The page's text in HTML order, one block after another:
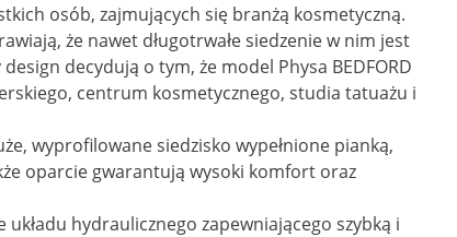
osób, zajmujących się branżą kosmetyczną.
że nawet długotrwałe siedzenie w nim jest
decydują o tym, że model Physa BEDFORD
centrum kosmetycznego, studia tatuażu i
wyprofilowane siedzisko wypełnione pianką,
oparcie gwarantują wysoki komfort oraz
układu hydraulicznego zapewniającego szybką i